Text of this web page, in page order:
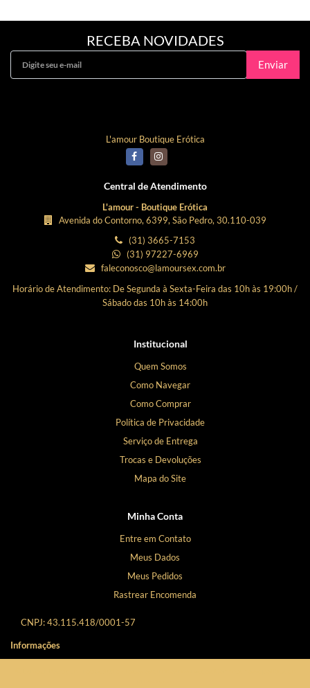
RECEBA NOVIDADES
Enviar
L'amour Boutique Erótica
Institucional
Quem Somos
Como Navegar
Como Comprar
Política de Privacidade
Serviço de Entrega
Trocas e Devoluções
Mapa do Site
Minha Conta
Entre em Contato
Meus Dados
Meus Pedidos
Rastrear Encomenda
Central de Atendimento
L'amour - Boutique Erótica
Avenida do Contorno, 6399, São Pedro, 30.110-039
(31) 3665-7153
(31) 97227-6969
faleconosco@lamoursex.com.br
Horário de Atendimento: De Segunda à Sexta-Feira das 10h às 19:00h /
Sábado das 10h às 14:00h
CNPJ: 43.115.418/0001-57
Informações